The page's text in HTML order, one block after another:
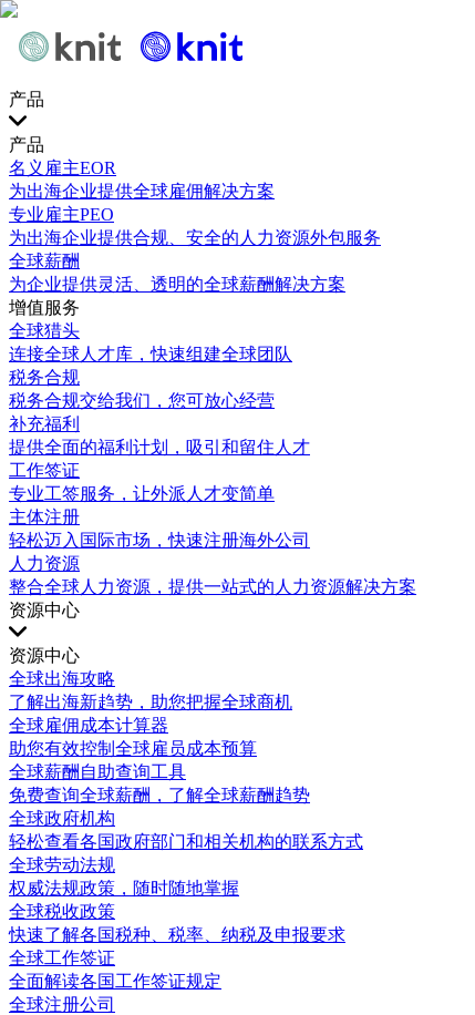
产品
产品
名义雇主EOR
为出海企业提供全球雇佣解决方案
专业雇主PEO
为出海企业提供合规、安全的人力资源外包服务
全球薪酬
为企业提供灵活、透明的全球薪酬解决方案
增值服务
全球猎头
连接全球人才库，快速组建全球团队
税务合规
税务合规交给我们，您可放心经营
补充福利
提供全面的福利计划，吸引和留住人才
工作签证
专业工签服务，让外派人才变简单
主体注册
轻松迈入国际市场，快速注册海外公司
人力资源
整合全球人力资源，提供一站式的人力资源解决方案
资源中心
资源中心
全球出海攻略
了解出海新趋势，助您把握全球商机
全球雇佣成本计算器
助您有效控制全球雇员成本预算
全球薪酬自助查询工具
免费查询全球薪酬，了解全球薪酬趋势
全球政府机构
轻松查看各国政府部门和相关机构的联系方式
全球劳动法规
权威法规政策，随时随地掌握
全球税收政策
快速了解各国税种、税率、纳税及申报要求
全球工作签证
全面解读各国工作签证规定
全球注册公司